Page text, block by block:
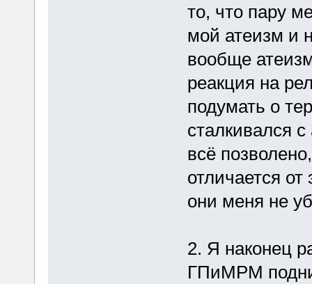
то, что пару
мой атеизм и
вообще
реакция на
подумать о
сталкивался
всё
отличается
они меня не
2. Я наконец
ГПиМРМ